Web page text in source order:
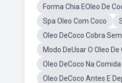
Forma Chia EOleo De
Spa Oleo Com Coco
Oleo DeCoco Cobra
Modo DeUsar O Oleo De
Oleo DeCoco Na
Oleo DeCoco Antes E